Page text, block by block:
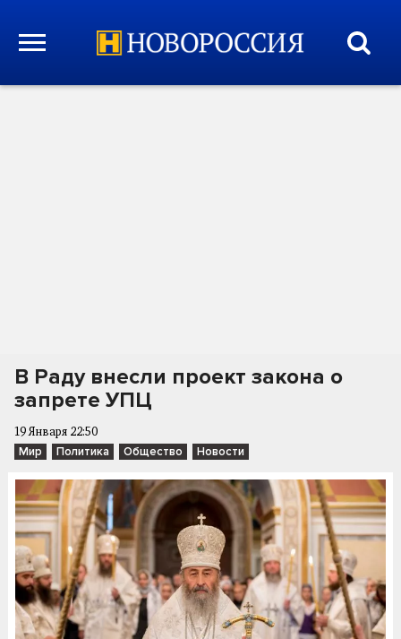
В Раду внесли проект закона о
запрете УПЦ
19 Января 22:50
Мир Политика Общество Новости